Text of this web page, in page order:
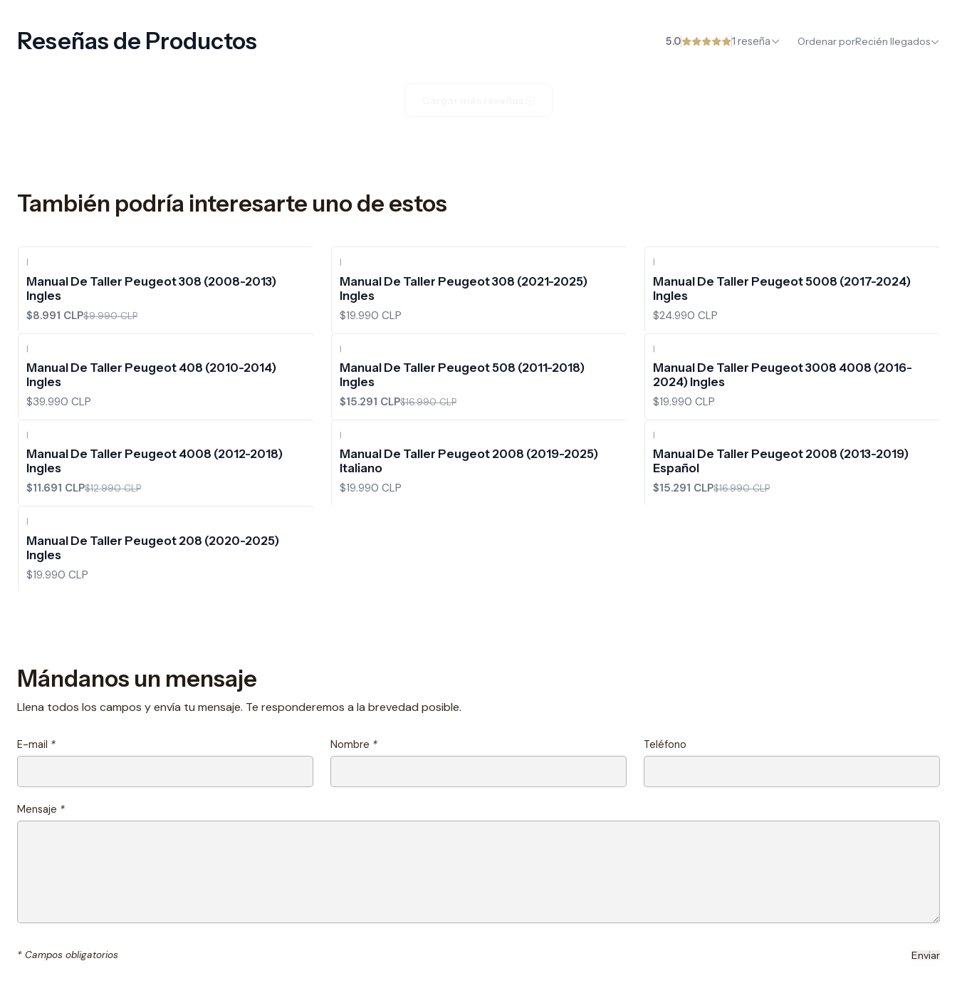
Reseñas de Productos 5.0 1 reseña Ordenar porRecién llegados
También podría interesarte uno de estos
|
Manual De Taller Peugeot 308 (2008-2013)
Ingles
$8.991 CLP$9.990 CLP
|
Manual De Taller Peugeot 308 (2021-2025)
Ingles
$19.990 CLP
|
Manual De Taller Peugeot 5008 (2017-2024)
Ingles
$24.990 CLP
|
Manual De Taller Peugeot 408 (2010-2014)
Ingles
$39.990 CLP
|
Manual De Taller Peugeot 508 (2011-2018)
Ingles
$15.291 CLP$16.990 CLP
|
Manual De Taller Peugeot 3008 4008 (2016-
2024) Ingles
$19.990 CLP
|
Manual De Taller Peugeot 4008 (2012-2018)
Ingles
$11.691 CLP$12.990 CLP
|
Manual De Taller Peugeot 2008 (2019-2025)
Italiano
$19.990 CLP
|
Manual De Taller Peugeot 2008 (2013-2019)
Español
$15.291 CLP$16.990 CLP
|
Manual De Taller Peugeot 208 (2020-2025)
Ingles
$19.990 CLP
Mándanos un mensaje
Llena todos los campos y envía tu mensaje. Te responderemos a la brevedad posible.
E-mail * Nombre * Teléfono
Mensaje *
* Campos obligatorios